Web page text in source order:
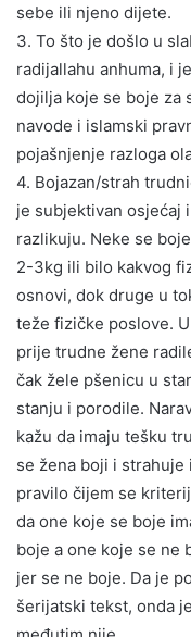
sebe ili njeno dijete.
3. To što je došlo u
radijallahu anhuma, i
dojilja koje se boje za
navode i islamski
pojašnjenje razloga
4. Bojazan/strah
je subjektivan osjećaj
razlikuju. Neke se
2-3kg ili bilo kakvog
osnovi, dok druge u
teže fizičke poslove.
prije trudne žene
čak žele pšenicu u
stanju i porodile.
kažu da imaju tešku
se žena boji i
pravilo čijem se
da one koje se boje
boje a one koje se ne
jer se ne boje. Da je
šerijatski tekst, onda